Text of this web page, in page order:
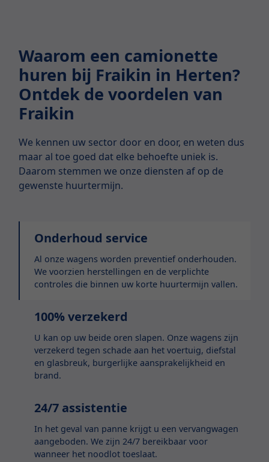
Waarom een camionette
huren bij Fraikin in Herten?
Ontdek de voordelen van
Fraikin
We kennen uw sector door en door, en weten dus
maar al toe goed dat elke behoefte uniek is.
Daarom stemmen we onze diensten af op de
gewenste huurtermijn.
Onderhoud service
Al onze wagens worden preventief onderhouden.
We voorzien herstellingen en de verplichte
controles die binnen uw korte huurtermijn vallen.
100% verzekerd
U kan op uw beide oren slapen. Onze wagens zijn
verzekerd tegen schade aan het voertuig, diefstal
en glasbreuk, burgerlijke aansprakelijkheid en
brand.
24/7 assistentie
In het geval van panne krijgt u een vervangwagen
aangeboden. We zijn 24/7 bereikbaar voor
wanneer het noodlot toeslaat.